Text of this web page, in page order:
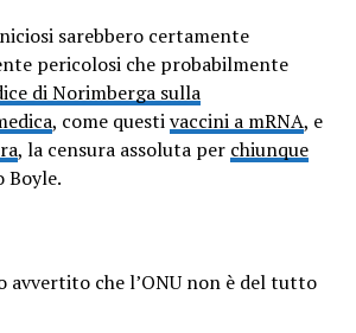
sarebbero certamente
pericolosi che probabilmente
di Norimberga sulla
, come questivaccini a mRNA, e
, la censura assoluta per chiunque
Boyle.
che l’ONU non è del tutto